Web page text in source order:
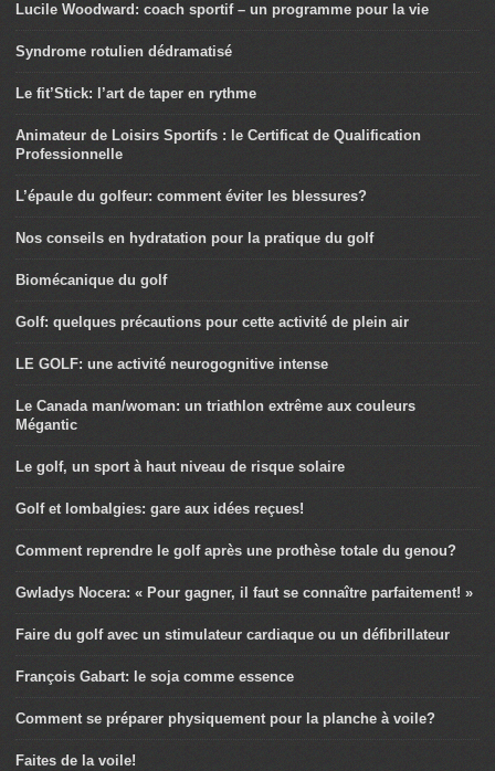
Lucile Woodward: coach sportif – un programme pour la vie
Syndrome rotulien dédramatisé
Le fit’Stick: l’art de taper en rythme
Animateur de Loisirs Sportifs : le Certificat de Qualification
Professionnelle
L’épaule du golfeur: comment éviter les blessures?
Nos conseils en hydratation pour la pratique du golf
Biomécanique du golf
Golf: quelques précautions pour cette activité de plein air
LE GOLF: une activité neurogognitive intense
Le Canada man/woman: un triathlon extrême aux couleurs
Mégantic
Le golf, un sport à haut niveau de risque solaire
Golf et lombalgies: gare aux idées reçues!
Comment reprendre le golf après une prothèse totale du genou?
Gwladys Nocera: « Pour gagner, il faut se connaître parfaitement! »
Faire du golf avec un stimulateur cardiaque ou un défibrillateur
François Gabart: le soja comme essence
Comment se préparer physiquement pour la planche à voile?
Faites de la voile!